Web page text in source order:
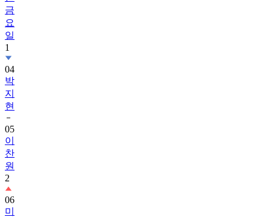
금
요
일
1
04
박
지
현
05
이
찬
원
2
06
미